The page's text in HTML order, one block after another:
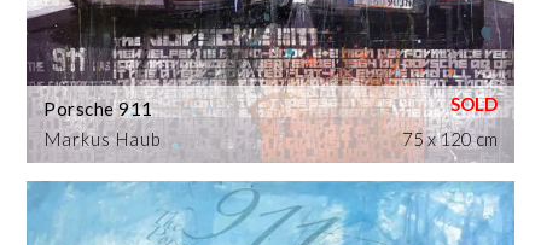
Markus Haub
Porsche 911
75 x 120 cm